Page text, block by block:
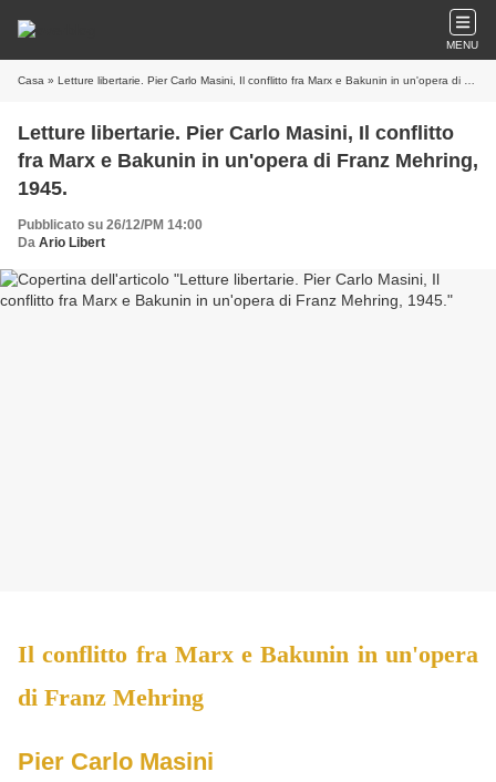
MENU
Casa » Letture libertarie. Pier Carlo Masini, Il conflitto fra Marx e Bakunin in un'opera di Franz Mehring, 1945.
Letture libertarie. Pier Carlo Masini, Il conflitto
fra Marx e Bakunin in un'opera di Franz Mehring,
1945.
Pubblicato su 26/12/PM 14:00
Da Ario Libert
Il conflitto fra Marx e Bakunin in un'opera
di Franz Mehring
Pier Carlo Masini